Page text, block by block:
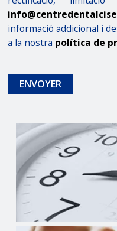
informació addicional i
a la nostra política de
ENVOYER